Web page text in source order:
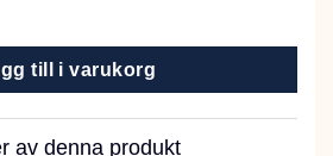
till i varukorg
av denna produkt